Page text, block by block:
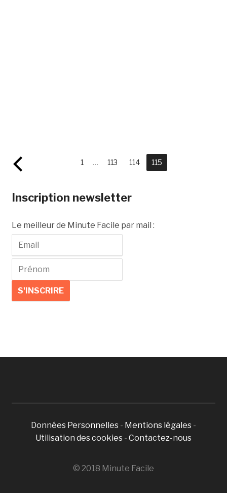
1 … 113 114 115
Inscription newsletter
Le meilleur de Minute Facile par mail :
Données Personnelles - Mentions légales -
Utilisation des cookies - Contactez-nous
© 2018 Minute Facile